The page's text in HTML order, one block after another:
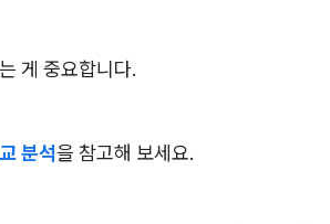
게 중요합니다.
분석을 참고해 보세요.